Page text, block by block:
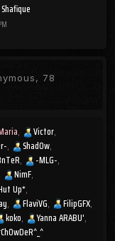
78
Victor
Shad0w
-MLG-
NimF
Up*
FlaviVG
FilipGFX
koko
Yanna ARABU'